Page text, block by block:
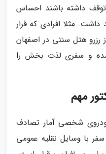
توقف داشته باشند احساس
مثلا افرادی که قرار
رزرو هتل سنتی در اصفهان
و سفری لذت بخش را
مهم
شخصی آمار تصادف
با وسایل نقلیه عمومی